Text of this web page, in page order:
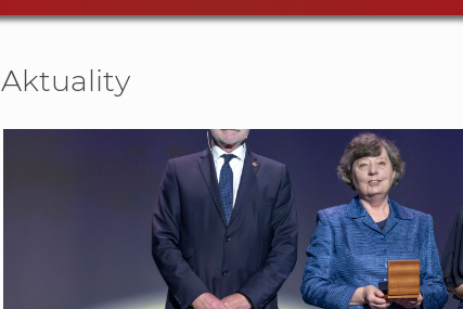
Aktuality